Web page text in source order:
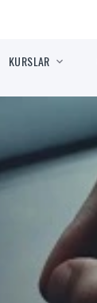
KURSLAR